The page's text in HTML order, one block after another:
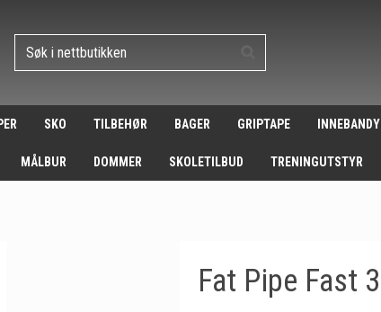
SKO TILBEHØR BAGER GRIPTAPE
MÅLBUR DOMMER SKOLETILBUD TRENINGUTSTYR
Fat Pipe Fast